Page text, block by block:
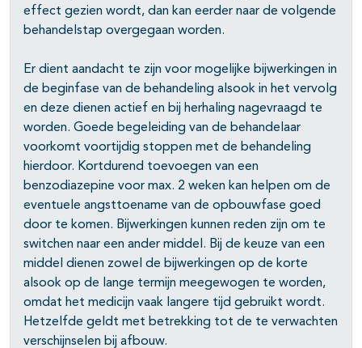
open- en dichtklappen
effect gezien wordt, dan kan eerder naar de volgende
behandelstap overgegaan worden.
Er dient aandacht te zijn voor mogelijke bijwerkingen in
de beginfase van de behandeling alsook in het vervolg
en deze dienen actief en bij herhaling nagevraagd te
worden. Goede begeleiding van de behandelaar
voorkomt voortijdig stoppen met de behandeling
hierdoor. Kortdurend toevoegen van een
benzodiazepine voor max. 2 weken kan helpen om de
eventuele angsttoename van de opbouwfase goed
door te komen. Bijwerkingen kunnen reden zijn om te
switchen naar een ander middel. Bij de keuze van een
middel dienen zowel de bijwerkingen op de korte
alsook op de lange termijn meegewogen te worden,
omdat het medicijn vaak langere tijd gebruikt wordt.
Hetzelfde geldt met betrekking tot de te verwachten
verschijnselen bij afbouw.